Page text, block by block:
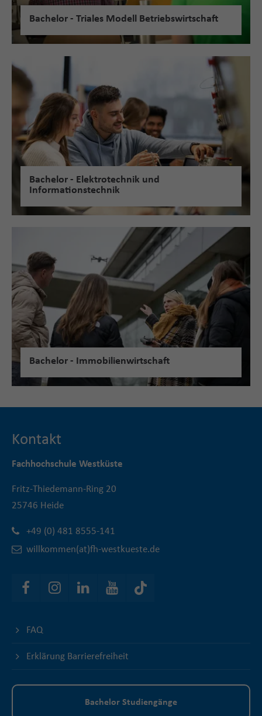
Bachelor - Triales Modell Betriebswirtschaft
Bachelor - Elektrotechnik und
Informationstechnik
Bachelor - Immobilienwirtschaft
Kontakt
Fachhochschule Westküste
Fritz-Thiedemann-Ring 20
25746 Heide
+49 (0) 481 8555-141
willkommen(at)fh-westkueste.de
FAQ
Erklärung Barrierefreiheit
Bachelor Studiengänge